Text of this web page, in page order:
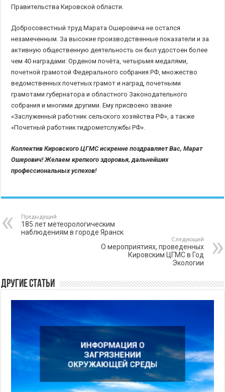
Правительства Кировской области.
Добросовестный труд Марата Ошеровича не остался
незамеченным. За высокие производственные показатели и за
активную общественную деятельность он был удостоен более
чем 40 наградами: Орденом почёта, четырьмя медалями,
почетной грамотой Федерального собрания РФ, множество
ведомственных почетных грамот и наград, почетными
грамотами губернатора и областного Законодательного
собрания и многими другими. Ему присвоено звание
«Заслуженный работник сельского хозяйства РФ», а также
«Почетный работник гидрометслужбы РФ».
Коллектив Кировского ЦГМС искренне поздравляет Вас, Марат
Ошерович! Желаем крепкого здоровья, дальнейших
профессиональных успехов!
Предыдущий
185 лет метеорологическим
наблюдениям в городе Яранск
Следующий
О мероприятиях, проведенных
Кировским ЦГМС в Год
Экологии
Другие статьи